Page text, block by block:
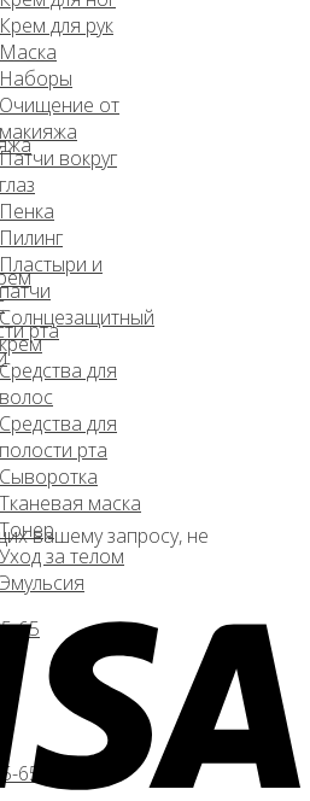
Крем для рук
Маска
Наборы
Очищение от
макияжа
Патчи вокруг
глаз
Пенка
Пилинг
Пластыри и
патчи
Солнцезащитный
крем
Средства для
волос
Средства для
полости рта
Сыворотка
Тканевая маска
Тонер
Уход за телом
Эмульсия
65
65
рта
вашему запросу, не